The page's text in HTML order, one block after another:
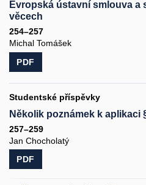
Evropská ústavní smlouva a
věcech
254–257
Michal Tomášek
PDF
Studentské příspěvky
Několik poznámek k aplikaci
257–259
Jan Chocholatý
PDF